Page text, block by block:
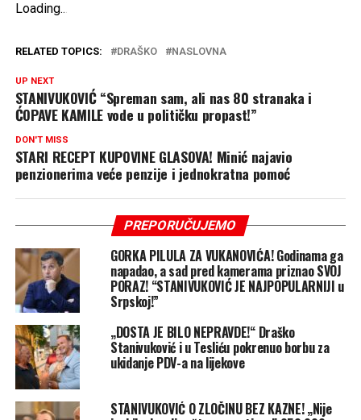
Loading...
RELATED TOPICS: DRAŠKO NASLOVNA
UP NEXT
STANIVUKOVIĆ “Spreman sam, ali nas 80 stranaka i
ĆOPAVE KAMILE vode u političku propast!”
DON'T MISS
STARI RECEPT KUPOVINE GLASOVA! Minić najavio
penzionerima veće penzije i jednokratna pomoć
PREPORUČUJEMO
GORKA PILULA ZA VUKANOVIĆA! Godinama ga
napadao, a sad pred kamerama priznao SVOJ
PORAZ! “STANIVUKOVIĆ JE NAJPOPULARNIJI u
Srpskoj!”
„DOSTA JE BILO NEPRAVDE!“ Draško
Stanivuković i u Tesliću pokrenuo borbu za
ukidanje PDV-a na lijekove
STANIVUKOVIĆ O ZLOČINU BEZ KAZNE! „Nije